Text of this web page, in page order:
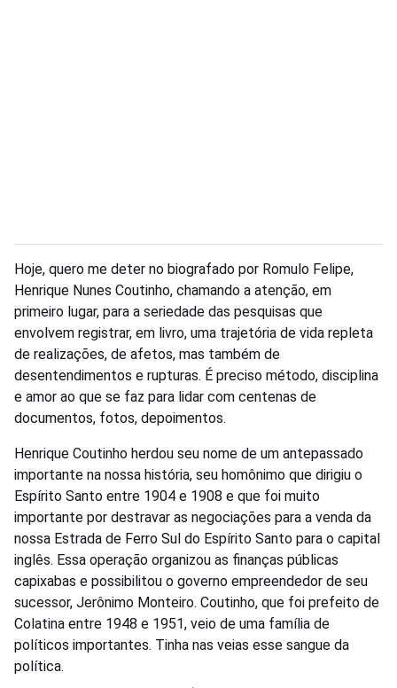
Hoje, quero me deter no biografado por Romulo Felipe,
Henrique Nunes Coutinho, chamando a atenção, em
primeiro lugar, para a seriedade das pesquisas que
envolvem registrar, em livro, uma trajetória de vida repleta
de realizações, de afetos, mas também de
desentendimentos e rupturas. É preciso método, disciplina
e amor ao que se faz para lidar com centenas de
documentos, fotos, depoimentos.
Henrique Coutinho herdou seu nome de um antepassado
importante na nossa história, seu homônimo que dirigiu o
Espírito Santo entre 1904 e 1908 e que foi muito
importante por destravar as negociações para a venda da
nossa Estrada de Ferro Sul do Espírito Santo para o capital
inglês. Essa operação organizou as finanças públicas
capixabas e possibilitou o governo empreendedor de seu
sucessor, Jerônimo Monteiro. Coutinho, que foi prefeito de
Colatina entre 1948 e 1951, veio de uma família de
políticos importantes. Tinha nas veias esse sangue da
política.